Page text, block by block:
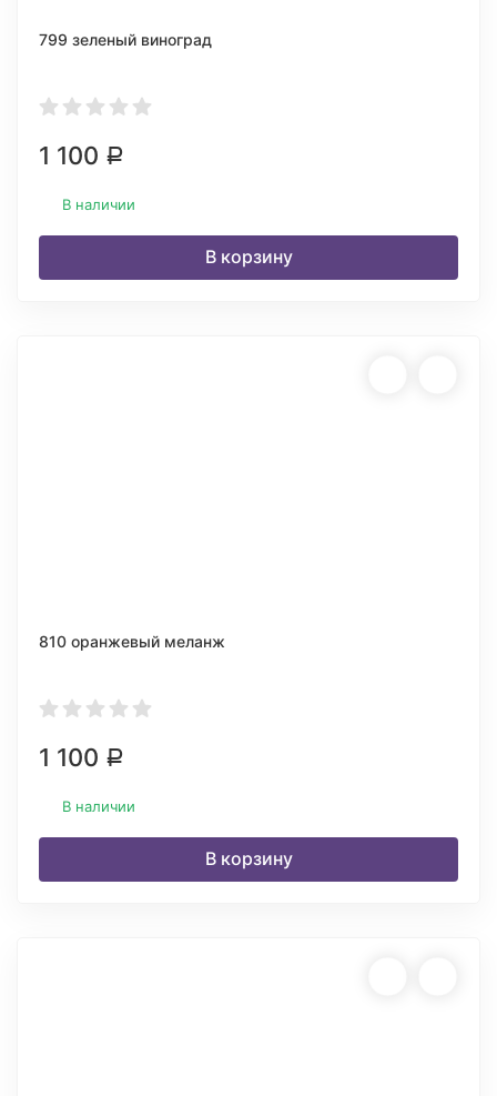
799 зеленый виноград
1 100 Р
В наличии
В корзину
810 оранжевый меланж
1 100 Р
В наличии
В корзину